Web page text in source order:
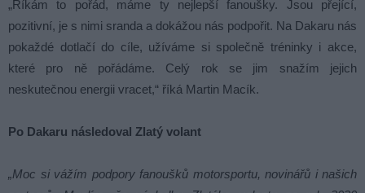
„Říkám to pořád, máme ty nejlepší fanoušky. Jsou přející,
pozitivní, je s nimi sranda a dokážou nás podpořit. Na Dakaru nás
pokaždé dotlačí do cíle, užíváme si společně tréninky i akce,
které pro ně pořádáme. Celý rok se jim snažím jejich
neskutečnou energii vracet,“ říká Martin Macík.
Po Dakaru následoval Zlatý volant
„Moc si vážím podpory fanoušků motorsportu, novinářů i našich